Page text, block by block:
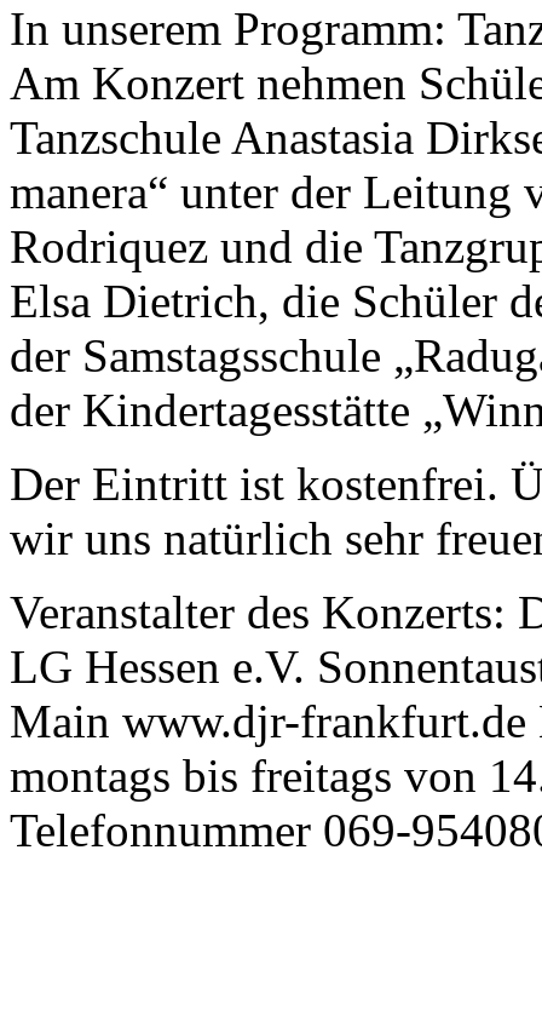
In unserem Programm:
Am Konzert nehmen
Tanzschule Anastasia
manera“ unter der
Rodriquez und die
Elsa Dietrich, die Schüler
der Samstagsschule
der Kindertagesstätte
Der Eintritt ist kostenfrei.
wir uns natürlich sehr
Veranstalter des Konzerts:
LG Hessen e.V.
Main www.djr-frankfurt.de
montags bis freitags von
Telefonnummer 069-